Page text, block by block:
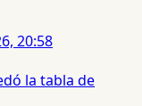
20:58